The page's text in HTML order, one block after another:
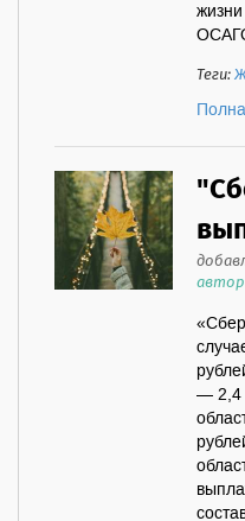
Теги:
— 2,4